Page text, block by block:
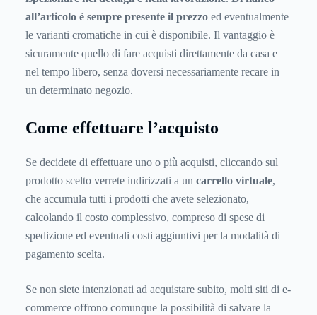
all’articolo è sempre presente il prezzo ed eventualmente
le varianti cromatiche in cui è disponibile. Il vantaggio è
sicuramente quello di fare acquisti direttamente da casa e
nel tempo libero, senza doversi necessariamente recare in
un determinato negozio.
Come effettuare l’acquisto
Se decidete di effettuare uno o più acquisti, cliccando sul
prodotto scelto verrete indirizzati a un carrello virtuale,
che accumula tutti i prodotti che avete selezionato,
calcolando il costo complessivo, compreso di spese di
spedizione ed eventuali costi aggiuntivi per la modalità di
pagamento scelta.
Se non siete intenzionati ad acquistare subito, molti siti di e-
commerce offrono comunque la possibilità di salvare la